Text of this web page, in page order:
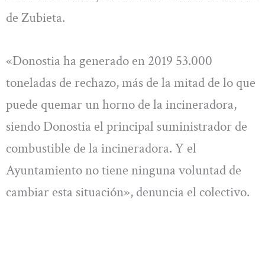
de Zubieta.
«Donostia ha generado en 2019 53.000
toneladas de rechazo, más de la mitad de lo que
puede quemar un horno de la incineradora,
siendo Donostia el principal suministrador de
combustible de la incineradora. Y el
Ayuntamiento no tiene ninguna voluntad de
cambiar esta situación», denuncia el colectivo.